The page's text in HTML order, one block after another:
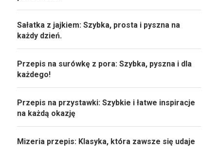
Sałatka z jajkiem: Szybka, prosta i pyszna na
każdy dzień.
Przepis na surówkę z pora: Szybka, pyszna i dla
każdego!
Przepis na przystawki: Szybkie i łatwe inspiracje
na każdą okazję
Mizeria przepis: Klasyka, która zawsze się udaje